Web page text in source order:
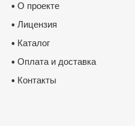
• О проекте
• Лицензия
• Каталог
• Оплата и доставка
• Контакты